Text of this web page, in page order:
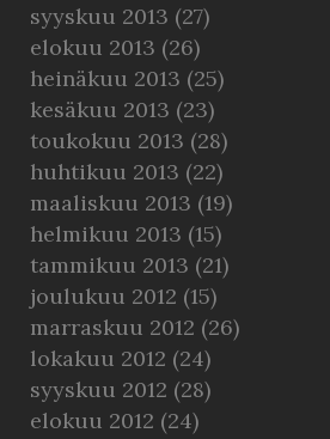
syyskuu 2013 (27)
elokuu 2013 (26)
heinäkuu 2013 (25)
kesäkuu 2013 (23)
toukokuu 2013 (28)
huhtikuu 2013 (22)
maaliskuu 2013 (19)
helmikuu 2013 (15)
tammikuu 2013 (21)
joulukuu 2012 (15)
marraskuu 2012 (26)
lokakuu 2012 (24)
syyskuu 2012 (28)
elokuu 2012 (24)